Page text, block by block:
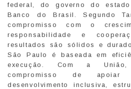
federal, do governo do
Banco do Brasil. Segundo
compromisso com o
responsabilidade e
resultados são sólidos e
São Paulo é baseada em
execução. Com a União,
compromisso de
desenvolvimento inclusiva,